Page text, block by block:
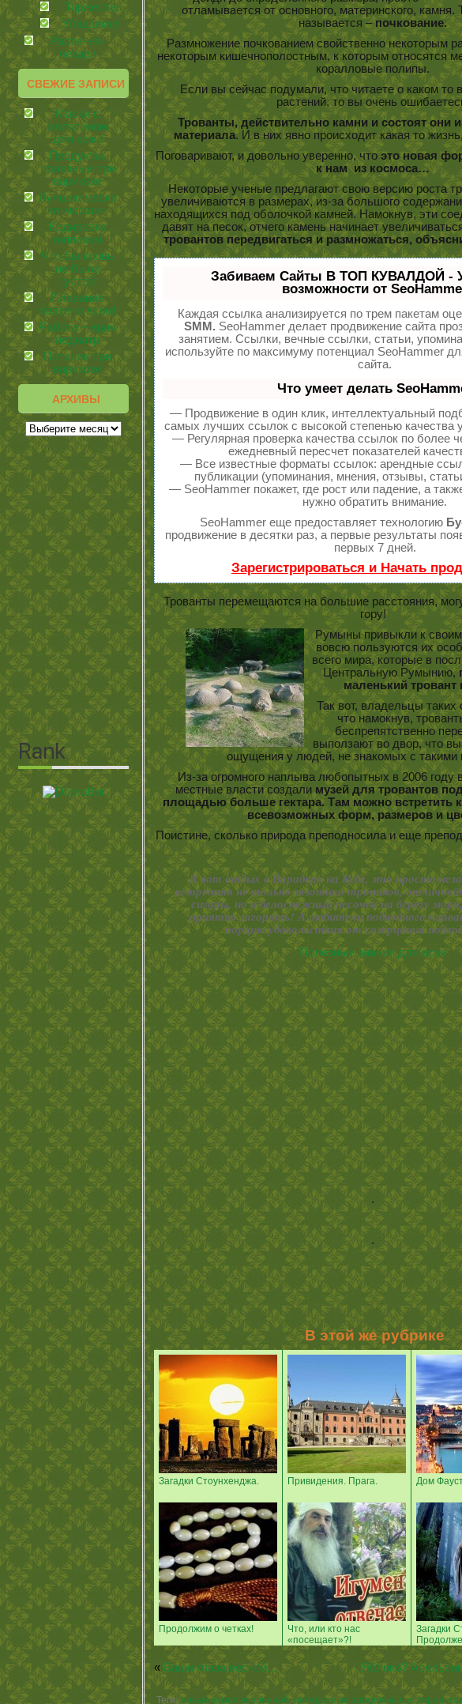
Торжества
Угощаемся!
Растения-
лекари
СВЕЖИЕ ЗАПИСИ
Маски с
желатином
для кожи
Продукты,
полезные при
варикозе
Лучшие маски
от морщин
Кодировка
гипнозом
Что бы кровь
не была
густой
Плавание
полезно всем!
Работа – врач
педиатр
Питание при
варикозе
АРХИВЫ
отламывается от основного, материнского, камня.
называется –почкование.
Размножение почкованием свойственно некоторым
некоторым кишечнополостным, к которым относятся
коралловые полипы.
Если вы сейчас подумали, что читаете о каком то
растений, то вы очень
Трованты, действительно камни и состоят они
материала. И в них явно происходит какая то
Поговаривают, и довольно уверенно, чтоэто новая
к нам из космоса…
Некоторые ученые предлагают свою версию роста
увеличиваются в размерах, из-за большого
находящихся под оболочкой камней. Намокнув, эти
давят на песок, отчего камень начинает
тровантов передвигаться и размножаться,
Забиваем Сайты В ТОП КУВАЛДОЙ -
возможности от
Каждая ссылка анализируется по трем пакетам
SMM. SeoHammer делает продвижение сайта
занятием. Ссылки, вечные ссылки, статьи,
используйте по максимуму потенциал SeoHammer
сайта.
Что умеет делать
— Продвижение в один клик, интеллектуальный
самых лучших ссылок с высокой степенью качества
— Регулярная проверка качества ссылок по более
ежедневный пересчет показателей
— Все известные форматы ссылок: арендные
публикации (упоминания, мнения, отзывы,
— SeoHammer покажет, где рост или падение, а
нужно обратить внимание.
SeoHammer еще предоставляет технологию
продвижение в десятки раз, а первые результаты
первых 7 дней.
Зарегистрироваться и Начать
Трованты перемещаются на большие расстояния,
гору!
Румыны привыкли к
вовсю пользуются их
всего мира, которые в
Центральную Румынию,
маленький тровант
Так вот, владельцы таких
что намокнув,
беспрепятственно
выползают во двор, что
ощущения у людей, не знакомых с
Из-за огромного наплыва любопытных в 2006 году
местные власти создали музей для тровантов
площадью больше гектара. Там можно встретить
всевозможных форм, размеров и
Поистине, сколько природа преподносила и еще
А вот отдых в Варадеро на Кубе, это просто
встретит не только экзотика тропиков,
сигары, но и белоснежный песочек на берегу
приятно загорать! А любители подводного
порцию удовольствия от созерцания
Полезные знания для всех
.
.
В этой же рубрике
Загадки Стоунхенджа. Привидения. Прага. Дом
Продолжим о четках!
Что, или кто нас
«посещает»?!
Загадки
Яблоко?
« Ваши глаза весной...
Теги: живые камни вселенной, интересные загадочные истории,